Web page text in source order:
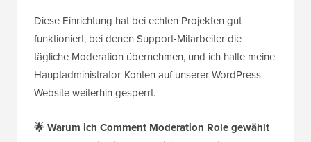
Diese Einrichtung hat bei echten Projekten gut
funktioniert, bei denen Support-Mitarbeiter die
tägliche Moderation übernehmen, und ich halte meine
Hauptadministrator-Konten auf unserer WordPress-
Website weiterhin gesperrt.
🌟Warum ich Comment Moderation Role gewählt